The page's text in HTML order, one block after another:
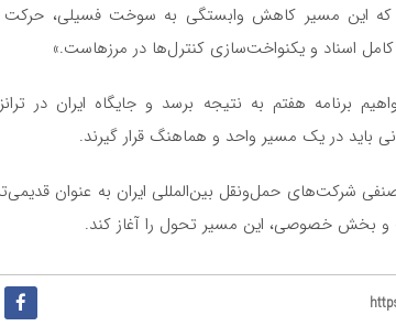
کرده که این مسیر کاهش وابستگی به سوخت فسیلی،
اسناد و یکنواخت‌سازی کنترل‌ها در مرزهاست.»
برنامه هفتم به نتیجه برسد و جایگاه ایران در
باید در یک مسیر واحد و هماهنگ قرار گیرند.
صنفی شرکت‌های حمل‌ونقل بین‌المللی ایران به عنوان
و بخش خصوصی، این مسیر تحول را آغاز كند.